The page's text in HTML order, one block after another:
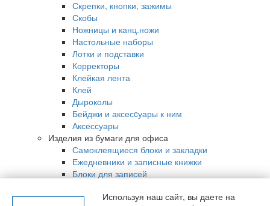
Скрепки, кнопки, зажимы
Скобы
Ножницы и канц.ножи
Настольные наборы
Лотки и подставки
Корректоры
Клейкая лента
Клей
Дыроколы
Бейджи и аксесcуары к ним
Аксессуары
Изделия из бумаги для офиса
Самоклеящиеся блоки и закладки
Ежедневники и записные книжки
Блоки для записей
Бумага масштабно-координатная/калька
Используя наш сайт, вы даете на